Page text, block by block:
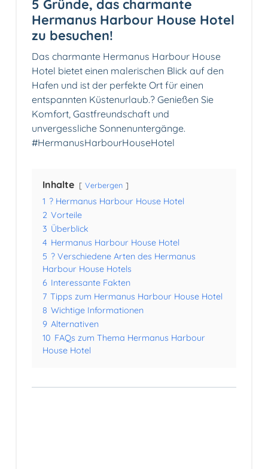
5 Gründe, das charmante
Hermanus Harbour House Hotel
zu besuchen!
Das charmante Hermanus Harbour House
Hotel bietet einen malerischen Blick auf den
Hafen und ist der perfekte Ort für einen
entspannten Küstenurlaub.? Genießen Sie
Komfort, Gastfreundschaft und
unvergessliche Sonnenuntergänge.
#HermanusHarbourHouseHotel
Inhalte Verbergen
1 ? Hermanus Harbour House Hotel
2 Vorteile
3 Überblick
4 Hermanus Harbour House Hotel
5 ? Verschiedene Arten des Hermanus
Harbour House Hotels
6 Interessante Fakten
7 Tipps zum Hermanus Harbour House Hotel
8 Wichtige Informationen
9 Alternativen
10 FAQs zum Thema Hermanus Harbour
House Hotel